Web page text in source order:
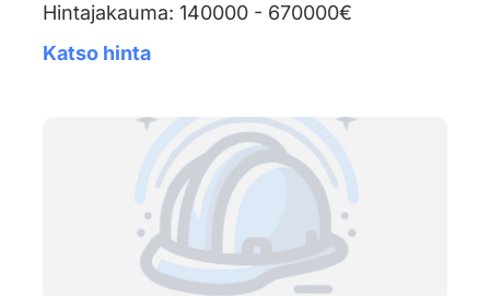
Hintajakauma: 140000 - 670000€
Katso hinta